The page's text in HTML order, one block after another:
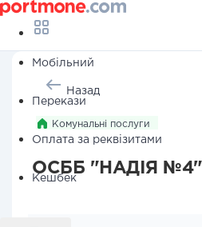
Мобільний
Перекази
Оплата за реквізитами
Кешбек
Назад
Комунальні послуги
ОСББ "НАДІЯ №4"